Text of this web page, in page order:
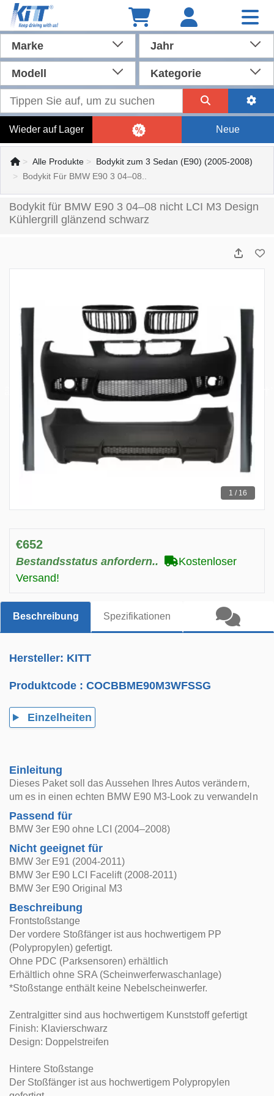
Marke Jahr
Modell Kategorie
Wieder auf Lager Neue
Alle Produkte
Bodykit zum 3 Sedan (E90) (2005-2008)
Bodykit Für BMW E90 3 04–08..
Bodykit für BMW E90 3 04–08 nicht LCI M3 Design
Kühlergrill glänzend schwarz
1 / 16
€652
Bestandsstatus anfordern..
Kostenloser
Versand!
Beschreibung Spezifikationen
Hersteller: KITT
Produktcode :COCBBME90M3WFSSG
Einzelheiten
Einleitung
Dieses Paket soll das Aussehen Ihres Autos verändern,
um es in einen echten BMW E90 M3-Look zu verwandeln
Passend für
BMW 3er E90 ohne LCI (2004–2008)
Nicht geeignet für
BMW 3er E91 (2004-2011)
BMW 3er E90 LCI Facelift (2008-2011)
BMW 3er E90 Original M3
Beschreibung
Frontstoßstange
Der vordere Stoßfänger ist aus hochwertigem PP
(Polypropylen) gefertigt.
Ohne PDC (Parksensoren) erhältlich
Erhältlich ohne SRA (Scheinwerferwaschanlage)
*Stoßstange enthält keine Nebelscheinwerfer.
Zentralgitter sind aus hochwertigem Kunststoff gefertigt
Finish: Klavierschwarz
Design: Doppelstreifen
Hintere Stoßstange
Der Stoßfänger ist aus hochwertigem Polypropylen